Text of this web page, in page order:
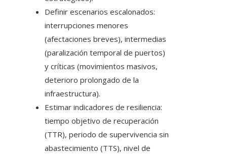
Definir escenarios escalonados:
interrupciones menores
(afectaciones breves), intermedias
(paralización temporal de puertos)
y críticas (movimientos masivos,
deterioro prolongado de la
infraestructura).
Estimar indicadores de resiliencia:
tiempo objetivo de recuperación
(TTR), periodo de supervivencia sin
abastecimiento (TTS), nivel de